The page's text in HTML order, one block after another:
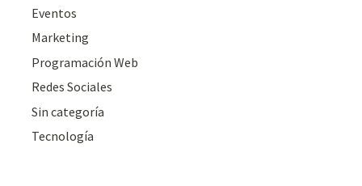
Eventos
Marketing
Programación Web
Redes Sociales
Sin categoría
Tecnología